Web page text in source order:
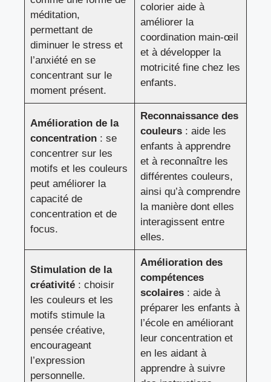
méditation,
permettant de
diminuer le stress et
l’anxiété en se
concentrant sur le
moment présent.
colorier aide à
améliorer la
coordination main-œil
et à développer la
motricité fine chez les
enfants.
Amélioration de la
concentration: se
concentrer sur les
motifs et les couleurs
peut améliorer la
capacité de
concentration et de
focus.
Reconnaissance des
couleurs: aide les
enfants à apprendre
et à reconnaître les
différentes couleurs,
ainsi qu’à comprendre
la manière dont elles
interagissent entre
elles.
Stimulation de la
créativité: choisir
les couleurs et les
motifs stimule la
pensée créative,
encourageant
l’expression
personnelle.
Amélioration des
compétences
scolaires: aide à
préparer les enfants à
l’école en améliorant
leur concentration et
en les aidant à
apprendre à suivre